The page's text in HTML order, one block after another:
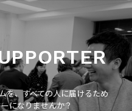
を、すべての人に届けるため
になりませんか？